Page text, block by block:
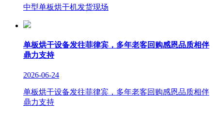
中型单板烘干机发货现场
单板烘干设备发往菲律宾，多年老客回购感恩品质相伴
鼎力支持
2026-06-24
单板烘干设备发往菲律宾，多年老客回购感恩品质相伴
鼎力支持